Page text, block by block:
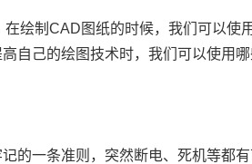
在绘制CAD 图纸的时候，我们可以使
自己的绘图技术时，我们可以使用
的一条准则，突然断电、死机等都